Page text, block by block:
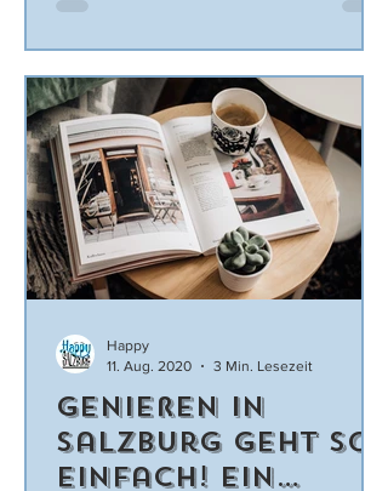
Genießen in
Salzburg geht so
einfach! Ein
Happy
11. Aug. 2020
3 Min. Lesezeit